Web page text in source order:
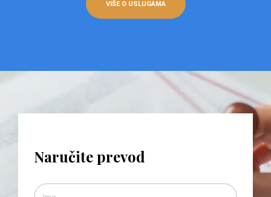
VIŠE O USLUGAMA
Naručite prevod